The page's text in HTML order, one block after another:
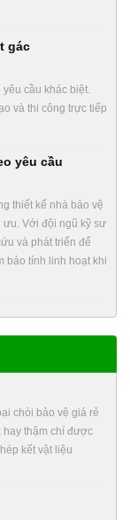
gác
cầu khác biệt.
và thi công trực tiếp
yêu cầu
thiết kế nhà bảo vệ
ưu. Với đội ngũ kỹ sư
và phát triển để
bảo tính linh hoạt khi
chòi bảo vệ giá rẻ
hay thậm chí được
kết vật liệu